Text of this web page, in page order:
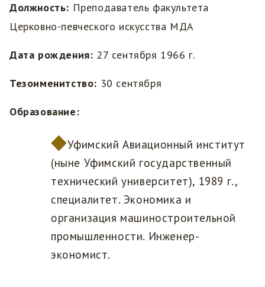
Должность: Преподаватель факультета
Церковно-певческого искусства МДА
Дата рождения: 27 сентября 1966 г.
Тезоименитство: 30 сентября
Образование:
Уфимский Авиационный институт
(ныне Уфимский государственный
технический университет), 1989 г.,
специалитет. Экономика и
организация машиностроительной
промышленности. Инженер-
экономист.